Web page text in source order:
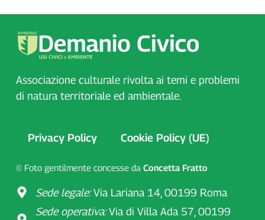
Associazione culturale rivolta ai temi e problemi
di natura territoriale ed ambientale.
Privacy Policy Cookie Policy (UE)
© Foto gentilmente concesse da Concetta Fratto
Sede legale:Via Lariana 14, 00199 Roma
Sede operativa:Via di Villa Ada 57, 00199